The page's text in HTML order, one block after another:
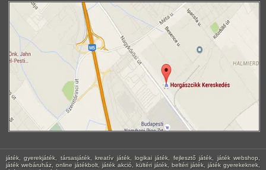
játék, gyerekjáték, társasjáték, kreatív játék, logikai játék, fejlesztő játék, játék webshop,
játék webáruház, online játékbolt, játék akció, kültéri játék, beltéri játék, játék gyerekeknek,